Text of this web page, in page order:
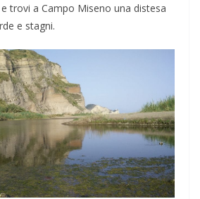
trovi a Campo Miseno una distesa
e stagni.